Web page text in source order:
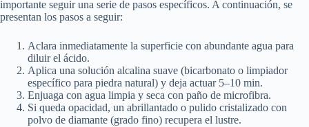
importante seguir una serie de pasos específicos. A continuación, se
presentan los pasos a seguir:
Aclara inmediatamente la superficie con abundante agua para
diluir el ácido.
Aplica una solución alcalina suave (bicarbonato o limpiador
específico para piedra natural) y deja actuar 5–10 min.
Enjuaga con agua limpia y seca con paño de microfibra.
Si queda opacidad, un abrillantado o pulido cristalizado con
polvo de diamante (grado fino) recupera el lustre.